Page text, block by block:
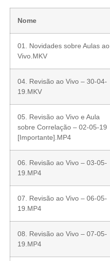
Nome
01. Novidades sobre Aulas ao
Vivo.MKV
04. Revisão ao Vivo – 30-04-
19.MKV
05. Revisão ao Vivo e Aula
sobre Correlação – 02-05-19
[Importante].MP4
06. Revisão ao Vivo – 03-05-
19.MP4
07. Revisão ao Vivo – 06-05-
19.MP4
08. Revisão ao Vivo – 07-05-
19.MP4